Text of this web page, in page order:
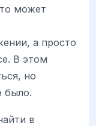
может
а просто
В этом
но
было.
в